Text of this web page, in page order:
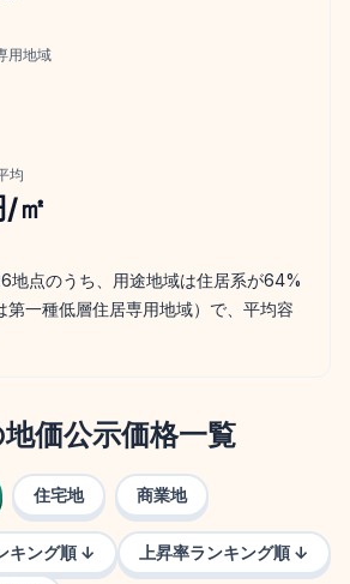
用地域
均
㎡
地点のうち、用途地域は住居系が64%
第一種低層住居専用地域）で、平均容
価公示価格一覧
住宅地 商業地
キング順 ↓ 上昇率ランキング順 ↓